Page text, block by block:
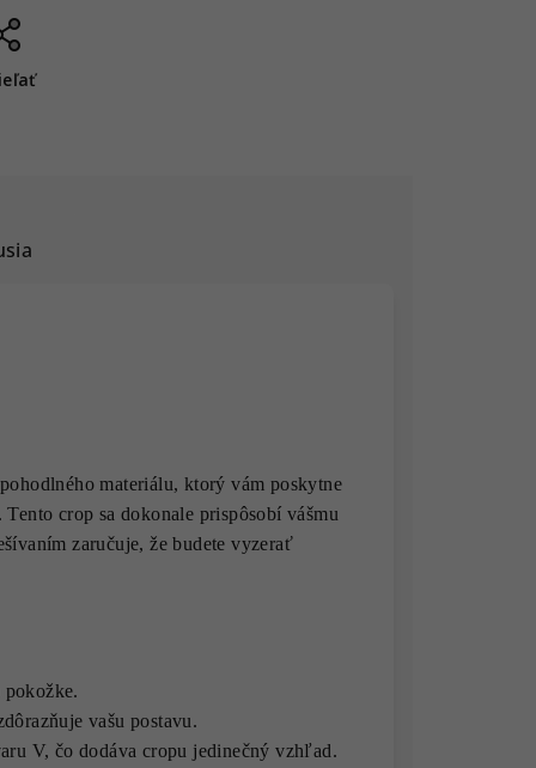
materiálu, ktorý vám poskytne
crop sa dokonale prispôsobí vášmu
zaručuje, že budete vyzerať
vašu postavu.
V, čo dodáva cropu jedinečný vzhľad.